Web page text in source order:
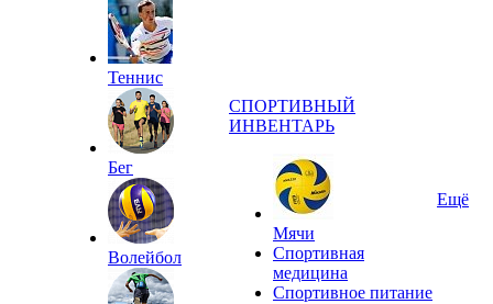
Теннис
Бег
Волейбол
СПОРТИВНЫЙ
ИНВЕНТАРЬ
Мячи
Спортивная
медицина
Спортивное питание
Ещё